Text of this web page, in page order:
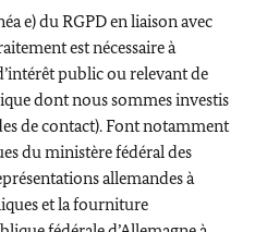
e) du RGPD en liaison avec
est nécessaire à
public ou relevant de
dont nous sommes investis
de contact). Font notamment
du ministère fédéral des
allemandes à
et la fourniture